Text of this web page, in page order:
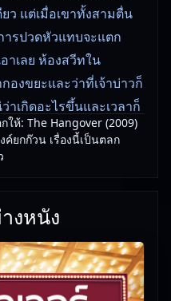
ว แต่เมื่อเขาทั้งสามตื่น
รปวดหัวแทบจะแตก
าเลย ห้องสวีทใน
องขยะและว่าที่เจ้าบ่าวก็
าเกิดอะไรขึ้นและเวลาก็
มคิดกันว่าพวกเขาตัดสิน
นคืนก่อนหน้านั้น ด้วย
มากขึ้นเท่านั้นว่าพวก
แค่ไหน
24— ตรวจสอบล่าสุด:
ให้: The Hangover (2009)
ค์ยกก๊วน เรื่องนี้เป็นตลก
งหนัง